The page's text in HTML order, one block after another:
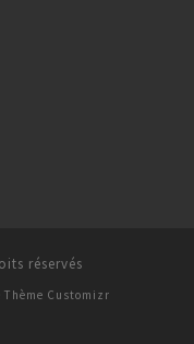
réservés
Thème Customizr